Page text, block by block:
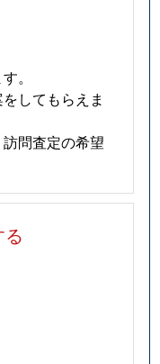
。
してもらえま
問査定の希望